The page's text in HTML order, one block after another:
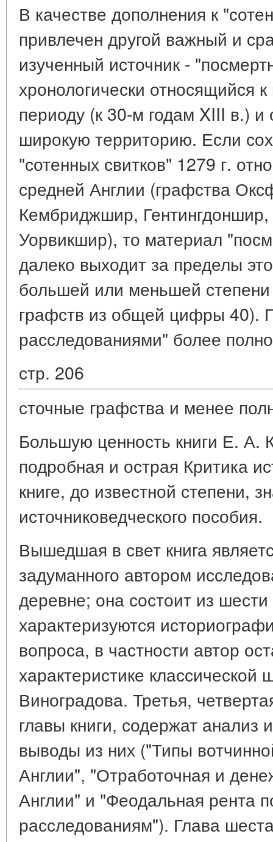
В качестве дополнения к
привлечен другой важный и
изученный источник -
хронологически относящийся
периоду (к 30-м годам XIII в.)
широкую территорию. Если
"сотенных свитков" 1279 г.
средней Англии (графства
Кембриджшир,
Уорвикшир), то материал
далеко выходит за пределы
большей или меньшей
графств из общей цифры 40).
расследованиями" более
стр. 206
сточные графства и менее
Большую ценность книги Е. А.
подробная и острая Критика
книге, до известной степени,
источниковедческого пособия.
Вышедшая в свет книга
задуманного автором
деревне; она состоит из
характеризуются
вопроса, в частности автор
характеристике
Виноградова. Третья,
главы книги, содержат анализ
выводы из них ("Типы
Англии", "Отработочная и
Англии" и "Феодальная рента
расследованиям"). Глава